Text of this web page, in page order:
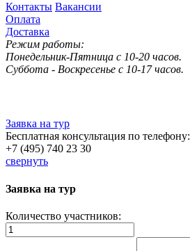
Контакты Вакансии
Оплата
Доставка
Режим работы:
Понедельник-Пятница с 10-20 часов.
Суббота - Воскресенье с 10-17 часов.
Заявка на тур
Бесплатная консультация по телефону:
+7 (495) 740 23 30
свернуть
Заявка на тур
Количество участников: